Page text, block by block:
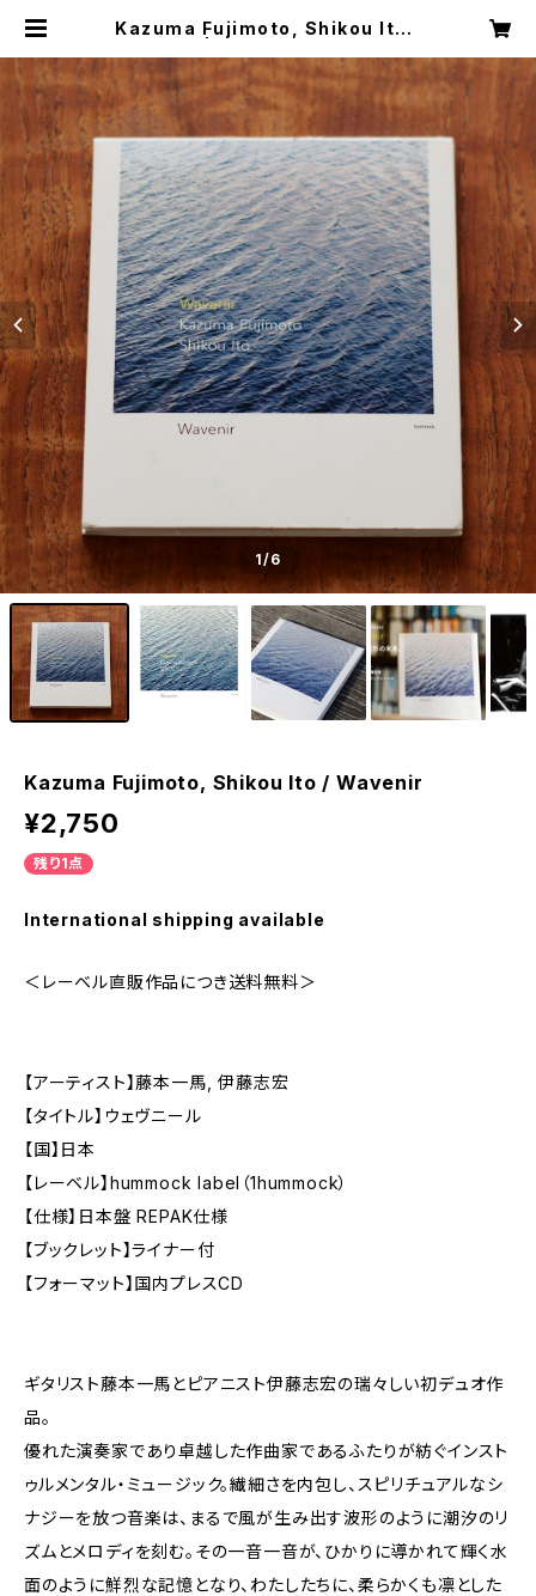
Kazuma Fujimoto, Shikou Ito /
P
1/6
Kazuma Fujimoto, Shikou Ito / Wavenir
¥2,750
残り1点
International shipping available
＜レーベル直販作品につき送料無料＞
【アーティスト】藤本一馬, 伊藤志宏
【タイトル】ウェヴニール
【国】日本
【レーベル】hummock label（1hummock）
【仕様】日本盤 REPAK仕様
【ブックレット】ライナー付
【フォーマット】国内プレスCD
ギタリスト藤本一馬とピアニスト伊藤志宏の瑞々しい初デュオ作
品。
優れた演奏家であり卓越した作曲家であるふたりが紡ぐインスト
ゥルメンタル・ミュージック。繊細さを内包し、スピリチュアルなシ
ナジーを放つ音楽は、まるで風が生み出す波形のように潮汐のリ
ズムとメロディを刻む。その一音一音が、ひかりに導かれて輝く水
面のように鮮烈な記憶となり、わたしたちに、柔らかくも凛とした